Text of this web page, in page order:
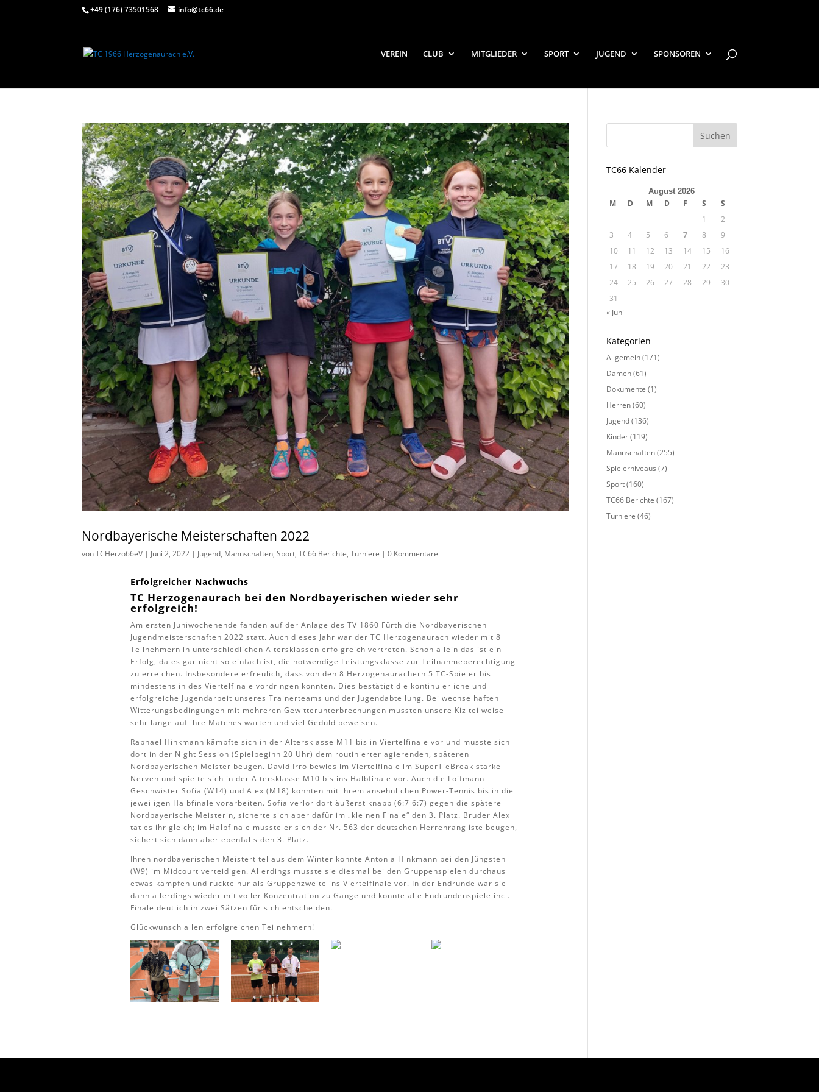
+49 (176) 73501568 info@tc66.de
VEREIN CLUB MITGLIEDER SPORT JUGEND SPONSOREN
Nordbayerische Meisterschaften 2022
vonTCHerzo66eV | Juni 2, 2022 | Jugend, Mannschaften,Sport,TC66 Berichte,Turniere |0 Kommentare
Erfolgreicher Nachwuchs
TC Herzogenaurach bei den Nordbayerischen wieder sehr
erfolgreich!
Am ersten Juniwochenende fanden auf der Anlage des TV 1860 Fürth die Nordbayerischen
Jugendmeisterschaften 2022 statt. Auch dieses Jahr war der TC Herzogenaurach wieder mit 8
Teilnehmern in unterschiedlichen Altersklassen erfolgreich vertreten. Schon allein das ist ein
Erfolg, da es gar nicht so einfach ist, die notwendige Leistungsklasse zur Teilnahmeberechtigung
zu erreichen. Insbesondere erfreulich, dass von den 8 Herzogenaurachern 5 TC-Spieler bis
mindestens in des Viertelfinale vordringen konnten. Dies bestätigt die kontinuierliche und
erfolgreiche Jugendarbeit unseres Trainerteams und der Jugendabteilung. Bei wechselhaften
Witterungsbedingungen mit mehreren Gewitterunterbrechungen mussten unsere Kiz teilweise
sehr lange auf ihre Matches warten und viel Geduld beweisen.
Raphael Hinkmann kämpfte sich in der Altersklasse M11 bis in Viertelfinale vor und musste sich
dort in der Night Session (Spielbeginn 20 Uhr) dem routinierter agierenden, späteren
Nordbayerischen Meister beugen. David Irro bewies im Viertelfinale im SuperTieBreak starke
Nerven und spielte sich in der Altersklasse M10 bis ins Halbfinale vor. Auch die Loifmann-
Geschwister Sofia (W14) und Alex (M18) konnten mit ihrem ansehnlichen Power-Tennis bis in die
jeweiligen Halbfinale vorarbeiten. Sofia verlor dort äußerst knapp (6:7 6:7) gegen die spätere
Nordbayerische Meisterin, sicherte sich aber dafür im „kleinen Finale“ den 3. Platz. Bruder Alex
tat es ihr gleich; im Halbfinale musste er sich der Nr. 563 der deutschen Herrenrangliste beugen,
sichert sich dann aber ebenfalls den 3. Platz.
Ihren nordbayerischen Meistertitel aus dem Winter konnte Antonia Hinkmann bei den Jüngsten
(W9) im Midcourt verteidigen. Allerdings musste sie diesmal bei den Gruppenspielen durchaus
etwas kämpfen und rückte nur als Gruppenzweite ins Viertelfinale vor. In der Endrunde war sie
dann allerdings wieder mit voller Konzentration zu Gange und konnte alle Endrundenspiele incl.
Finale deutlich in zwei Sätzen für sich entscheiden.
Glückwunsch allen erfolgreichen Teilnehmern!
TC66 Kalender
August 2026
M D M D F S
S
1
2
3
4 5 6 7 8
9
10
11 12 13 14 15
16
17
18 19 20 21 22
23
24
25 26 27 28 29
30
31
« Juni
Kategorien
Allgemein(171)
Damen(61)
Dokumente (1)
Herren(60)
Jugend(136)
Kinder(119)
Mannschaften(255)
Spielerniveaus (7)
Sport(160)
TC66 Berichte (167)
Turniere (46)